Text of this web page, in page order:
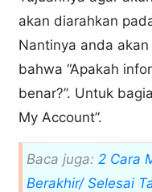
akan diarahkan
Nantinya anda
bahwa “Apakah
benar?”. Untuk
My Account”.
Baca juga: 2 Cara
Berakhir/ Selesai